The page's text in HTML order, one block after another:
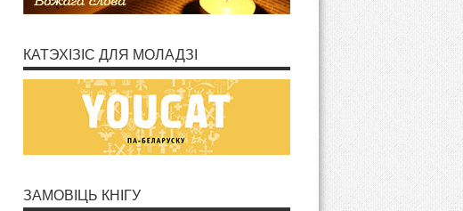
КАТЭХІЗІС ДЛЯ МОЛАДЗІ
ЗАМОВІЦЬ КНІГУ